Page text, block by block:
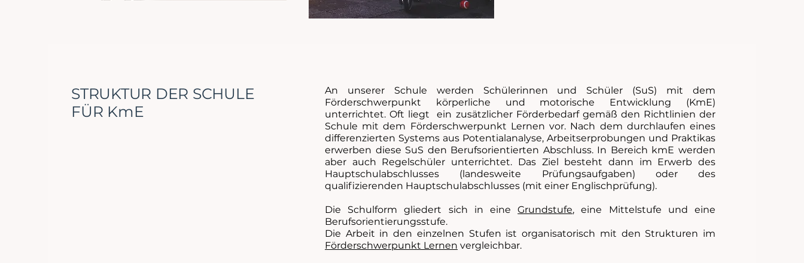
STRUKTUR DER SCHULE
FÜR KmE
An unserer Schule werden Schülerinnen und Schüler (SuS) mit dem
Förderschwerpunkt körperliche und motorische Entwicklung (KmE)
unterrichtet. Oft liegt ein zusätzlicher Förderbedarf gemäß den Richtlinien der
Schule mit dem Förderschwerpunkt Lernen vor. Nach dem durchlaufen eines
differenzierten Systems aus Potentialanalyse, Arbeitserprobungen und Praktikas
erwerben diese SuS den Berufsorientierten Abschluss. In Bereich kmE werden
aber auch Regelschüler unterrichtet. Das Ziel besteht dann im Erwerb des
Hauptschulabschlusses (landesweite Prüfungsaufgaben) oder des
qualifizierenden Hauptschulabschlusses (mit einer Englischprüfung).
Die Schulform gliedert sich in eineGrundstufe, eine Mittelstufe und eine
Berufsorientierungsstufe.
Die Arbeit in den einzelnen Stufen ist organisatorisch mit den Strukturen im
Förderschwerpunkt Lernen vergleichbar.